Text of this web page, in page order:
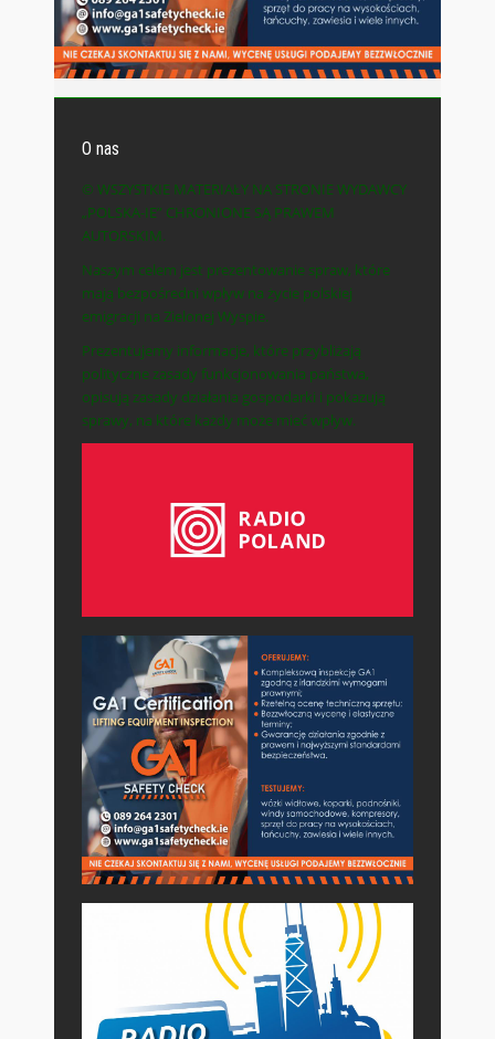
O nas
© WSZYSTKIE MATERIAŁY NA STRONIE WYDAWCY
„POLSKA-IE” CHRONIONE SĄ PRAWEM
AUTORSKIM.
Naszym celem jest prezentowanie spraw, które
mają bezpośredni wpływ na życie polskiej
emigracji na Zielonej Wyspie.
Prezentujemy informacje, które przybliżają
polityczne zasady funkcjonowania państwa,
opisują zasady działania gospodarki i pokazują
sprawy, na które każdy może mieć wpływ.